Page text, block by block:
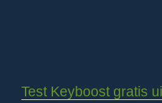
Test Keyboost gratis